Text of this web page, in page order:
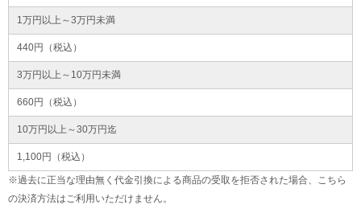
1万円以上～3万円未満
440円（税込）
3万円以上～10万円未満
660円（税込）
10万円以上～30万円迄
1,100円（税込）
※過去に正当な理由無く代金引換による商品の受取を拒否された場合、こちら
の決済方法はご利用いただけません。